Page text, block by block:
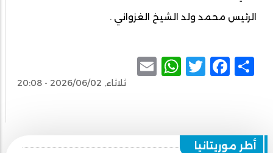
الرئيس محمد ولد الشيخ الغزواني .
Share
Facebook
Twitter
WhatsApp
ثلاثاء, 2026/06/02 - 20:08
أطر موريتانيا